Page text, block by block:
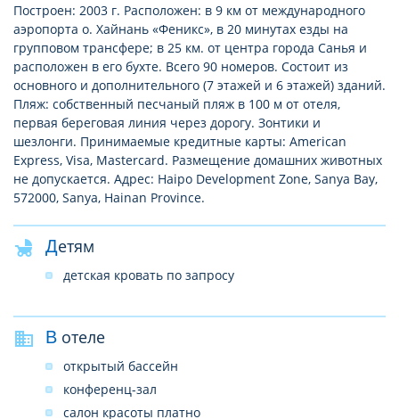
Построен: 2003 г. Расположен: в 9 км от международного
аэропорта о. Хайнань «Феникс», в 20 минутах езды на
групповом трансфере; в 25 км. от центра города Санья и
расположен в его бухте. Всего 90 номеров. Состоит из
основного и дополнительного (7 этажей и 6 этажей) зданий.
Пляж: собственный песчаный пляж в 100 м от отеля,
первая береговая линия через дорогу. Зонтики и
шезлонги. Принимаемые кредитные карты: American
Express, Visa, Mastercard. Размещение домашних животных
не допускается. Адрес: Haipo Development Zone, Sanya Bay,
572000, Sanya, Hainan Province.
Детям
детская кровать по запросу
В отеле
открытый бассейн
конференц-зал
салон красоты платно